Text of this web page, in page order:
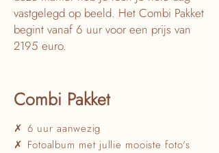
vastgelegd op beeld. Het Combi Pakket
begint vanaf 6 uur voor een prijs van
2195 euro.
Combi Pakket
✗ 6 uur aanwezig
✗ Fotoalbum met jullie mooiste foto's